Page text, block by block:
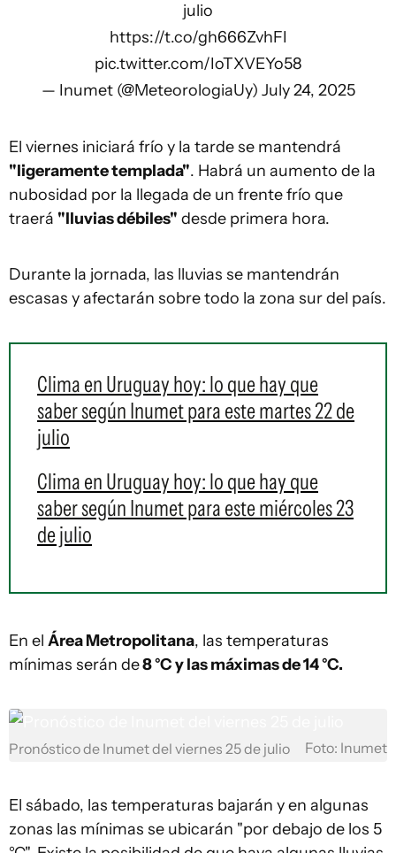
julio
https://t.co/gh666ZvhFI
pic.twitter.com/IoTXVEYo58
— Inumet (@MeteorologiaUy) July 24, 2025
El viernes iniciará frío y la tarde se mantendrá
"ligeramente templada". Habrá un aumento de la
nubosidad por la llegada de un frente frío que
traerá "lluvias débiles" desde primera hora.
Durante la jornada, las lluvias se mantendrán
escasas y afectarán sobre todo la zona sur del país.
Clima en Uruguay hoy: lo que hay que
saber según Inumet para este martes 22 de
julio
Clima en Uruguay hoy: lo que hay que
saber según Inumet para este miércoles 23
de julio
En el Área Metropolitana, las temperaturas
mínimas serán de8 °C y las máximas de 14 °C.
Pronóstico de Inumet del viernes 25 de julio Foto: Inumet
El sábado, las temperaturas bajarán y en algunas
zonas las mínimas se ubicarán "por debajo de los 5